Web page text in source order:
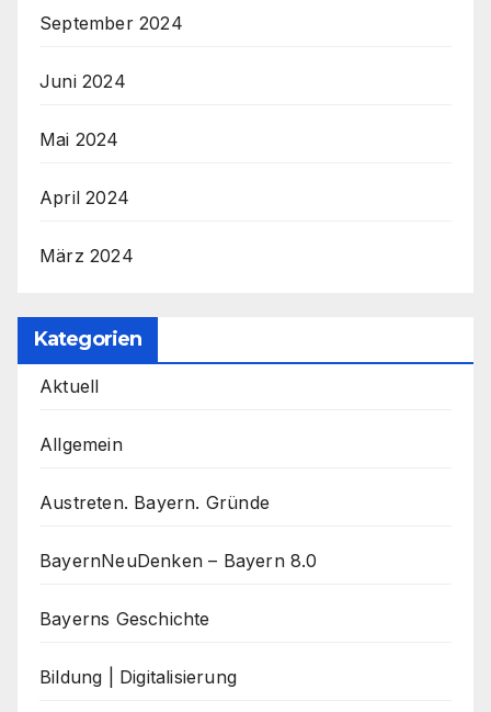
September 2024
Juni 2024
Mai 2024
April 2024
März 2024
Kategorien
Aktuell
Allgemein
Austreten. Bayern. Gründe
BayernNeuDenken – Bayern 8.0
Bayerns Geschichte
Bildung | Digitalisierung